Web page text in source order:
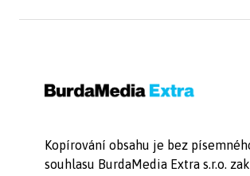
Kopírování obsahu je bez
souhlasu BurdaMedia Extra s.r.o.